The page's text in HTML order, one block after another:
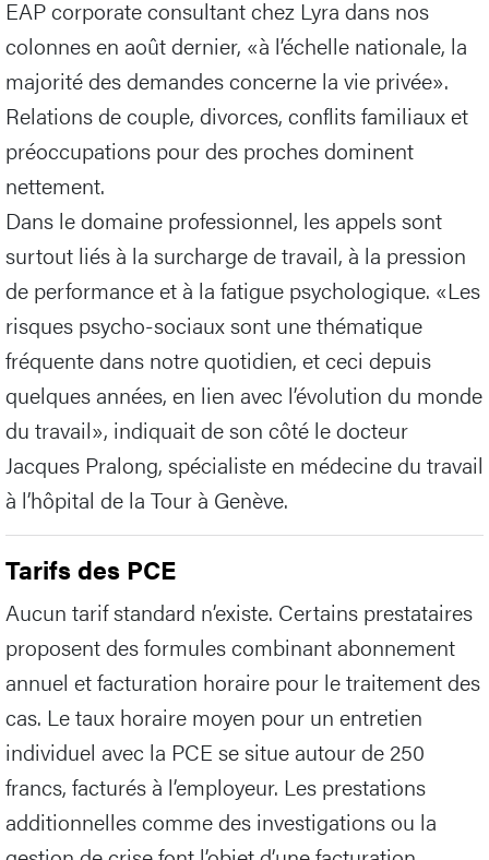
EAP corporate consultant chez Lyra dans nos
colonnes en août dernier, «à l’échelle nationale, la
majorité des demandes concerne la vie privée».
Relations de couple, divorces, conflits familiaux et
préoccupations pour des proches dominent
nettement.
Dans le domaine professionnel, les appels sont
surtout liés à la surcharge de travail, à la pression
de performance et à la fatigue psychologique. «Les
risques psycho-sociaux sont une thématique
fréquente dans notre quotidien, et ceci depuis
quelques années, en lien avec l’évolution du monde
du travail», indiquait de son côté le docteur
Jacques Pralong, spécialiste en médecine du travail
à l’hôpital de la Tour à Genève.
Tarifs des PCE
Aucun tarif standard n’existe. Certains prestataires
proposent des formules combinant abonnement
annuel et facturation horaire pour le traitement des
cas. Le taux horaire moyen pour un entretien
individuel avec la PCE se situe autour de 250
francs, facturés à l’employeur. Les prestations
additionnelles comme des investigations ou la